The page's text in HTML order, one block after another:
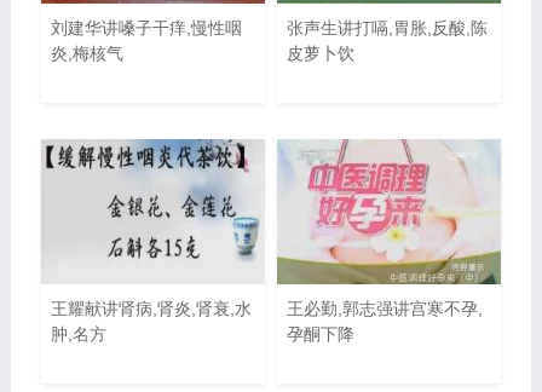
刘建华讲嗓子干痒,慢性咽
炎,梅核气
张声生讲打嗝,胃胀,反酸,陈
皮萝卜饮
王耀献讲肾病,肾炎,肾衰,水
肿,名方
王必勤,郭志强讲宫寒不孕,
孕酮下降